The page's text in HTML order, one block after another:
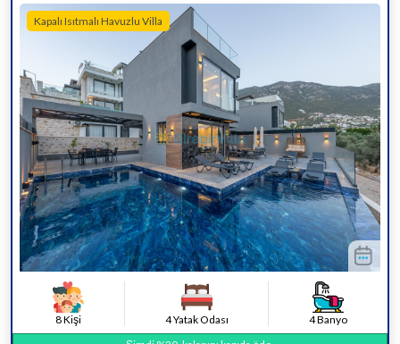
Kapalı Isıtmalı Havuzlu Villa
8 Kişi 4 Yatak Odası
4 Banyo